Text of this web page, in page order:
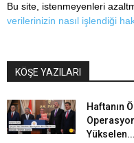
Bu site, istenmeyenleri
verilerinizin nasıl işlendiği
KÖŞE YAZILARI
Haftanın
Yükselen...